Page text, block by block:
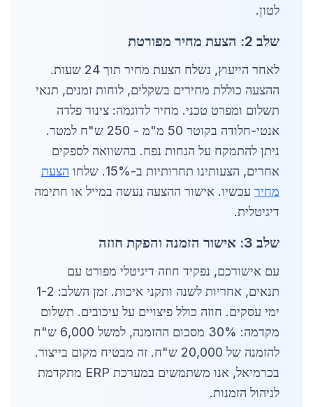
לטון.
שלב 2: הצעת מחיר מפורטת
לאחר הייעוץ, נשלח הצעת מחיר תוך 24 שעות.
ההצעה כוללת מחירים בשקלים, לוחות זמנים, תנאי
תשלום ומפרט טכני. מחיר לדוגמה: צינור פלדה
אנטי-חלודה בקוטר 50 מ"מ - 250 ש"ח למטר.
ניתן להתמקח על הנחות נפח. בהשוואה לספקים
אחרים, הצעותינו תחרותיות ב-15%. שלחו
הצעת
מחיר עכשיו. אישור ההצעה נעשה במייל או חתימה
דיגיטלית.
שלב 3: אישור הזמנה והפקת חוזה
עם אישורכם, נפקיד חוזה דיגיטלי מפורט עם
תנאים, אחריות לשנה ותקני איכות. זמן השלב: 1-2
ימי עסקים. חוזה כולל פיצויים על עיכובים. תשלום
מקדמה: 30% מסכום ההזמנה, למשל 6,000 ש"ח
להזמנה של 20,000 ש"ח. זה מבטיח מקום בייצור.
בכרמיאל, אנו משתמשים במערכת ERP מתקדמת
לניהול הזמנות.